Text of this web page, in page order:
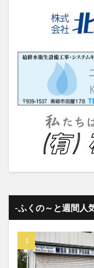
-ふくの～と週間人